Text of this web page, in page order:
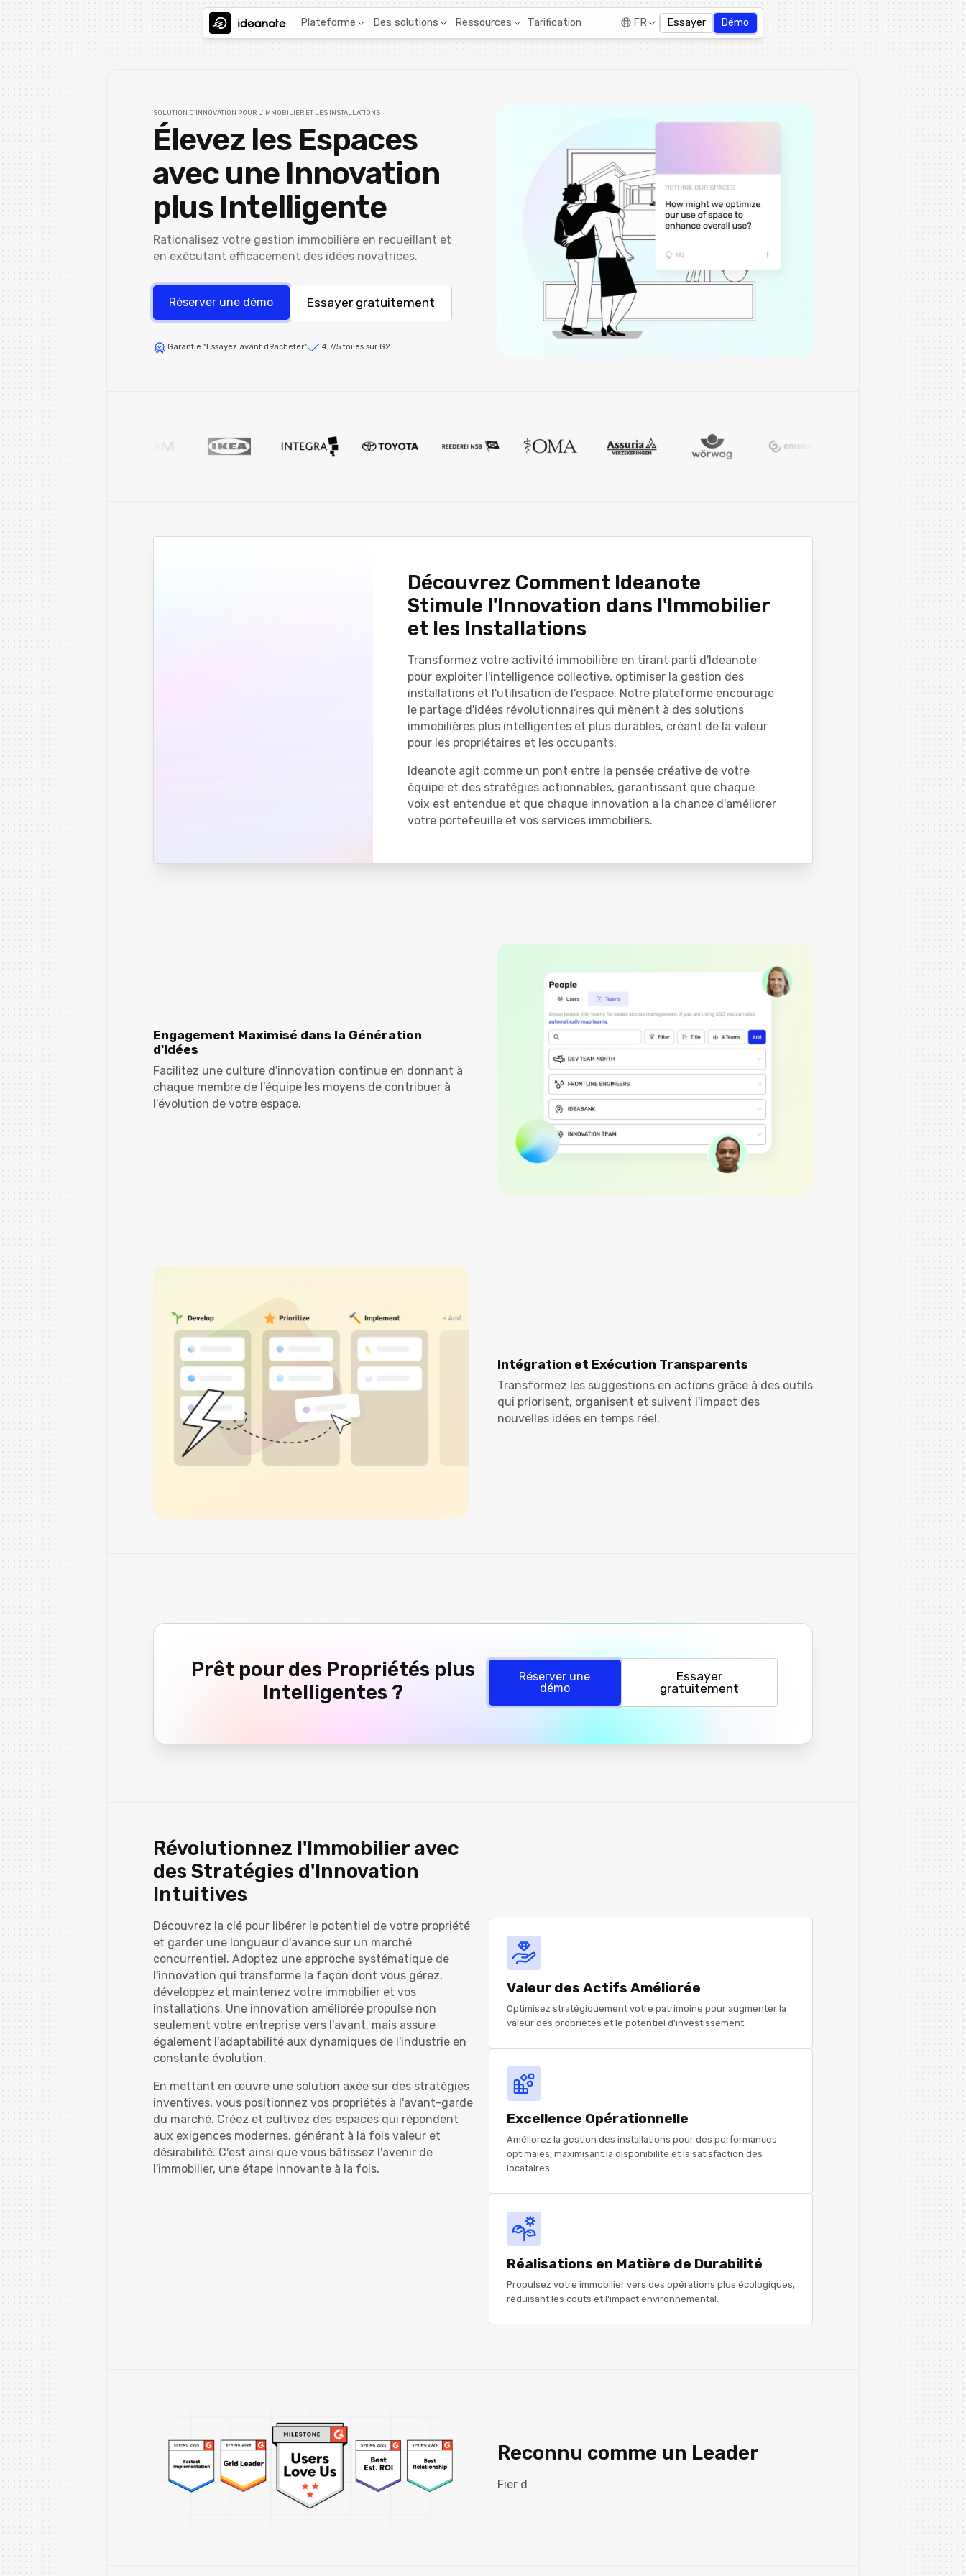
Plateforme Des solutions Ressources Tarification FR Essayer Démo
SOLUTION D'INNOVATION POUR L'IMMOBILIER ET LES INSTALLATIONS
Élevez les Espaces
avec une Innovation
plus Intelligente
Rationalisez votre gestion immobilière en recueillant et
en exécutant efficacement des idées novatrices.
Réserver une démo Essayer gratuitement
Garantie "Essayez avant d9acheter" 4,7/5 toiles sur G2
Découvrez Comment Ideanote
Stimule l'Innovation dans l'Immobilier
et les Installations
Transformez votre activité immobilière en tirant parti d'Ideanote
pour exploiter l'intelligence collective, optimiser la gestion des
installations et l'utilisation de l'espace. Notre plateforme encourage
le partage d'idées révolutionnaires qui mènent à des solutions
immobilières plus intelligentes et plus durables, créant de la valeur
pour les propriétaires et les occupants.
Ideanote agit comme un pont entre la pensée créative de votre
équipe et des stratégies actionnables, garantissant que chaque
voix est entendue et que chaque innovation a la chance d'améliorer
votre portefeuille et vos services immobiliers.
Engagement Maximisé dans la Génération
d'Idées
Facilitez une culture d'innovation continue en donnant à
chaque membre de l'équipe les moyens de contribuer à
l'évolution de votre espace.
Intégration et Exécution Transparents
Transformez les suggestions en actions grâce à des outils
qui priorisent, organisent et suivent l'impact des
nouvelles idées en temps réel.
Prêt pour des Propriétés plus
Intelligentes ?
Réserver une
démo
Essayer
gratuitement
Révolutionnez l'Immobilier avec
des Stratégies d'Innovation
Intuitives
Découvrez la clé pour libérer le potentiel de votre propriété
et garder une longueur d'avance sur un marché
concurrentiel. Adoptez une approche systématique de
l'innovation qui transforme la façon dont vous gérez,
développez et maintenez votre immobilier et vos
installations. Une innovation améliorée propulse non
seulement votre entreprise vers l'avant, mais assure
également l'adaptabilité aux dynamiques de l'industrie en
constante évolution.
En mettant en œuvre une solution axée sur des stratégies
inventives, vous positionnez vos propriétés à l'avant-garde
du marché. Créez et cultivez des espaces qui répondent
aux exigences modernes, générant à la fois valeur et
désirabilité. C'est ainsi que vous bâtissez l'avenir de
l'immobilier, une étape innovante à la fois.
Valeur des Actifs Améliorée
Optimisez stratégiquement votre patrimoine pour augmenter la
valeur des propriétés et le potentiel d'investissement.
Excellence Opérationnelle
Améliorez la gestion des installations pour des performances
optimales, maximisant la disponibilité et la satisfaction des
locataires.
Réalisations en Matière de Durabilité
Propulsez votre immobilier vers des opérations plus écologiques,
réduisant les coûts et l'impact environnemental.
Reconnu comme un Leader
Fier d